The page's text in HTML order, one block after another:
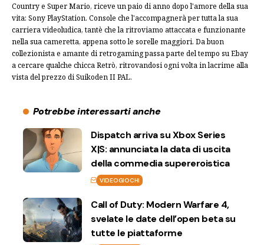
Country e Super Mario, riceve un paio di anno dopo l'amore della sua
vita: Sony PlayStation. Console che l'accompagnerà per tutta la sua
carriera videoludica, tantè che la ritroviamo attaccata e funzionante
nella sua cameretta, appena sotto le sorelle maggiori. Da buon
collezionista e amante di retrogaming passa parte del tempo su Ebay
a cercare qualche chicca Retrò, ritrovandosi ogni volta in lacrime alla
vista del prezzo di Suikoden II PAL.
Potrebbe interessarti anche
Dispatch arriva su Xbox Series
X|S: annunciata la data di uscita
della commedia supereroistica
VIDEOGIOCHI
Call of Duty: Modern Warfare 4,
svelate le date dell’open beta su
tutte le piattaforme